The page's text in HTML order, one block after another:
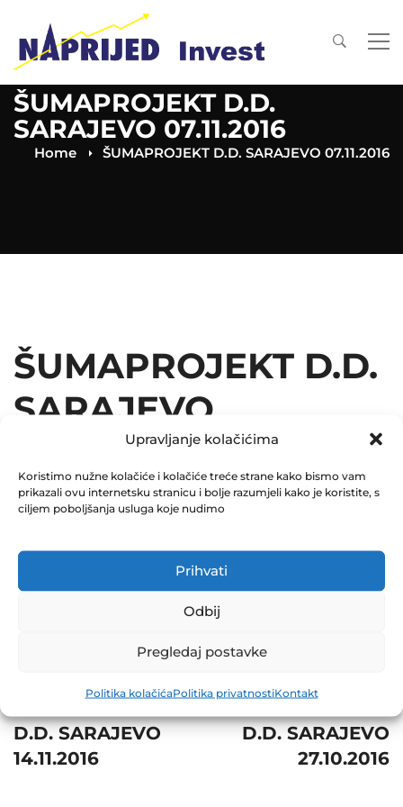
Upravljanje kolačićima
Koristimo nužne kolačiće i kolačiće treće strane kako bismo vam
prikazali ovu internetsku stranicu i bolje razumjeli kako je koristite, s
ciljem poboljšanja usluga koje nudimo
Prihvati
Odbij
Pregledaj postavke
Politika kolačićaPolitika privatnostiKontakt
ŠUMAPROJEKT D.D.
SARAJEVO 07.11.2016
Home ŠUMAPROJEKT D.D. SARAJEVO 07.11.2016
ŠUMAPROJEKT D.D.
SARAJEVO
07.11.2016
December 31, 2016
0 Comments
Share
navigation
D.D. SARAJEVO
14.11.2016
D.D. SARAJEVO
27.10.2016